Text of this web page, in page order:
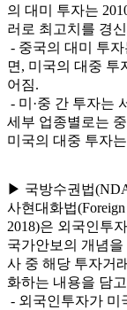
의 대미 투자는
러로 최고치를 경
- 중국의 대미 투
면, 미국의 대중 투
어짐.
- 미·중 간 투자는
세부 업종별로는
미국의 대중 투자
▶ 국방수권법
사현대화법(Foreign
2018)은 외국인투
국가안보의 개념
사 중 해당 투자거
화하는 내용을 담
- 외국인투자가 미